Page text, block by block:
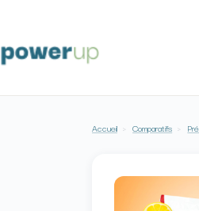
contenu
Accueil › Comparatifs ›